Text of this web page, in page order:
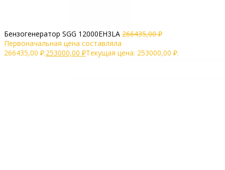
Бензогенератор SGG 12000EH3LA 266435,00₽
Первоначальная цена составляла
266435,00 ₽.253000,00 ₽Текущая цена: 253000,00 ₽.